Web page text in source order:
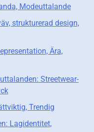
Modeuttalande
strukturerad design,
Ära,
Streetwear-
Trendig
Lagidentitet,